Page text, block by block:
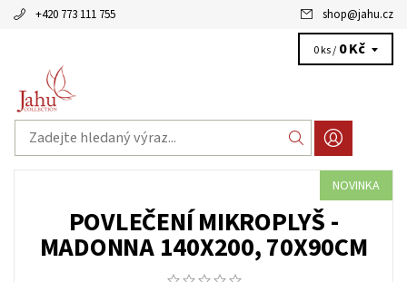
+420 773 111 755 shop@jahu.cz
0 ks / 0 Kč
NOVINKA
POVLEČENÍ MIKROPLYŠ -
MADONNA 140X200, 70X90CM